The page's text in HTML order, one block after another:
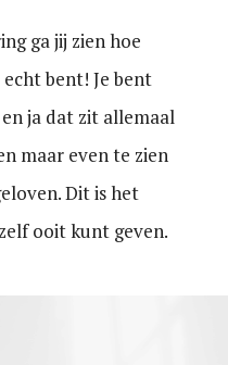
ga jij zien hoe
bent! Je bent
ja dat zit allemaal
maar even te zien
Dit is het
ooit kunt geven.